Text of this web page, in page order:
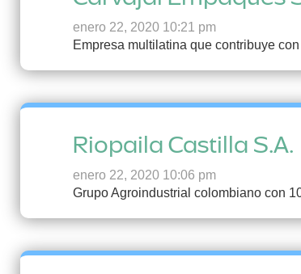
enero 22, 2020 10:21 pm
Empresa multilatina que contribuye
Riopaila Castilla S.A.
enero 22, 2020 10:06 pm
Grupo Agroindustrial colombiano con